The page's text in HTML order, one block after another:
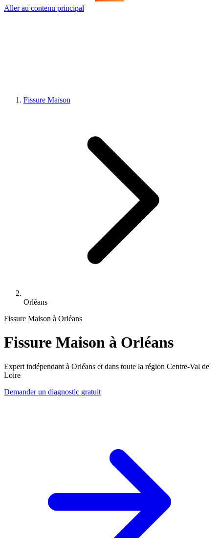
Aller au contenu principal
Fissure Maison
Orléans
Fissure Maison à Orléans
Fissure Maison à Orléans
Expert indépendant à Orléans et dans toute la région Centre-Val de
Loire
Demander un diagnostic gratuit